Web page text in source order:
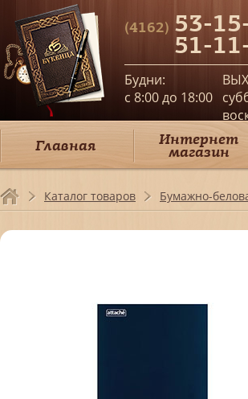
(4162) 53-
51-
Будни:
c 8:00 до 18:00
Главная Интернет
магазин
Каталог товаров Бумажно-